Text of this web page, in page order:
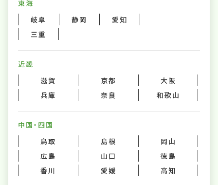
東海
岐阜
静岡
愛知
三重
近畿
滋賀
京都
大阪
兵庫
奈良 和歌山
中国・四国
鳥取
島根
岡山
広島
山口
徳島
香川
愛媛 高知